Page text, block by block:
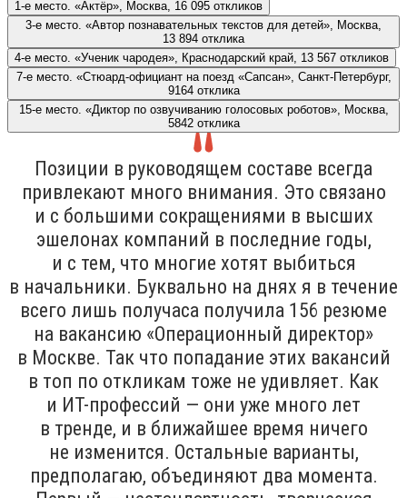
1-е место. «Актёр», Москва, 16 095 откликов
3-е место. «Автор познавательных текстов для детей», Москва,
13 894 отклика
4-е место. «Ученик чародея», Краснодарский край, 13 567 откликов
7-е место. «Стюард-официант на поезд «Сапсан», Санкт-Петербург,
9164 отклика
15-е место. «Диктор по озвучиванию голосовых роботов», Москва,
5842 отклика
Позиции в руководящем составе всегда
привлекают много внимания. Это связано
и с большими сокращениями в высших
эшелонах компаний в последние годы,
и с тем, что многие хотят выбиться
в начальники. Буквально на днях я в течение
всего лишь получаса получила 156 резюме
на вакансию «Операционный директор»
в Москве. Так что попадание этих вакансий
в топ по откликам тоже не удивляет. Как
и ИТ-профессий — они уже много лет
в тренде, и в ближайшее время ничего
не изменится. Остальные варианты,
предполагаю, объединяют два момента.